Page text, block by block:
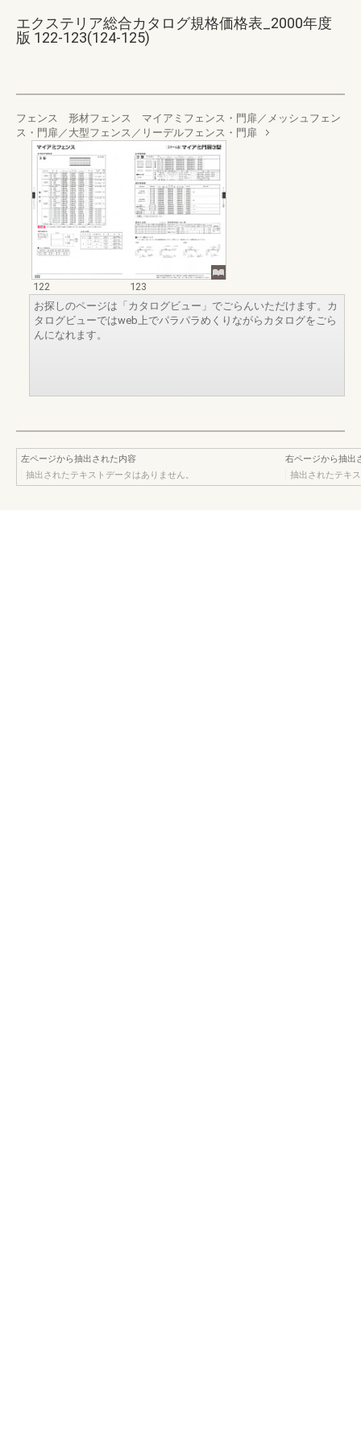
エクステリア総合カタログ規格価格表_2000年度
版 122-123(124-125)
フェンス 形材フェンス マイアミフェンス・門扉／メッシュフェン
ス・門扉／大型フェンス／リーデルフェンス・門扉
122
123
お探しのページは「カタログビュー」でごらんいただけます。カ
タログビューではweb上でパラパラめくりながらカタログをごら
んになれます。
左ページから抽出された内容
抽出されたテキストデータはありません。
右ページから抽出
抽出されたテキ